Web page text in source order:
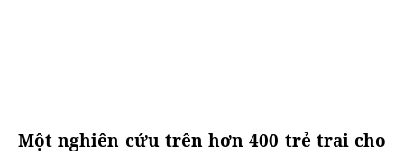
Một nghiên cứu trên hơn 400 trẻ trai cho